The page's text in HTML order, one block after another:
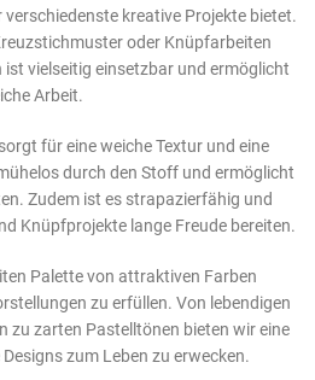
kreative Projekte bietet.
oder Knüpfarbeiten
ist vielseitig einsetzbar und ermöglicht
Arbeit.
für eine weiche Textur und eine
durch den Stoff und ermöglicht
Zudem ist es strapazierfähig und
Knüpfprojekte lange Freude bereiten.
Palette von attraktiven Farben
zu erfüllen. Von lebendigen
zu zarten Pastelltönen bieten wir eine
zum Leben zu erwecken.